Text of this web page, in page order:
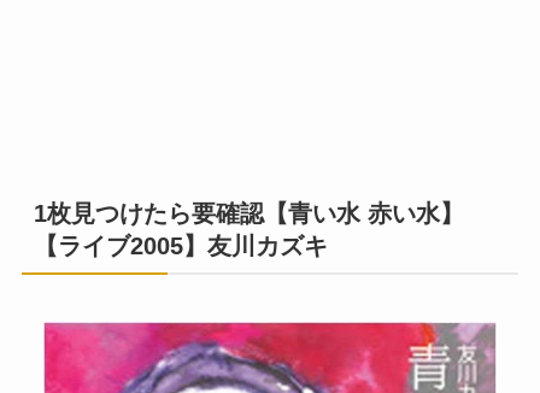
1枚見つけたら要確認【青い水 赤い水】
【ライブ2005】友川カズキ